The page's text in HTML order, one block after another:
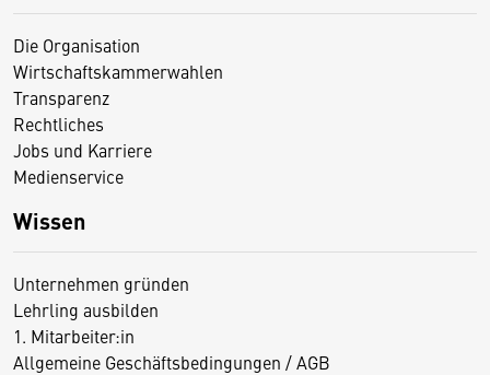
Die Organisation
Wirtschaftskammerwahlen
Transparenz
Rechtliches
Jobs und Karriere
Medienservice
Wissen
Unternehmen gründen
Lehrling ausbilden
1. Mitarbeiter:in
Allgemeine Geschäftsbedingungen / AGB